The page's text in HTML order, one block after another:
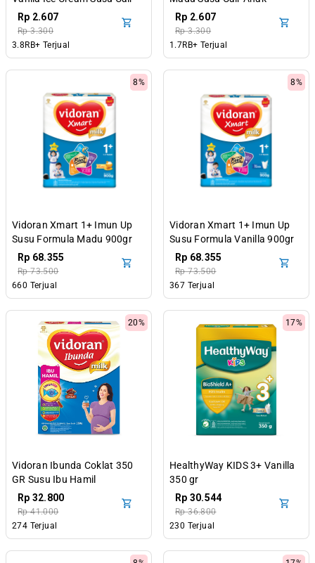
Anak
Rp 2.607
Rp 3.300
3.8RB+ Terjual
Rp 2.607
Rp 3.300
1.7RB+ Terjual
8%
Vidoran Xmart 1+ Imun Up
Susu Formula Madu 900gr
Rp 68.355
Rp 73.500
660 Terjual
8%
Vidoran Xmart 1+ Imun Up
Susu Formula Vanilla 900gr
Rp 68.355
Rp 73.500
367 Terjual
20%
Vidoran Ibunda Coklat 350
GR Susu Ibu Hamil
Rp 32.800
Rp 41.000
274 Terjual
17%
HealthyWay KIDS 3+ Vanilla
350 gr
Rp 30.544
Rp 36.800
230 Terjual